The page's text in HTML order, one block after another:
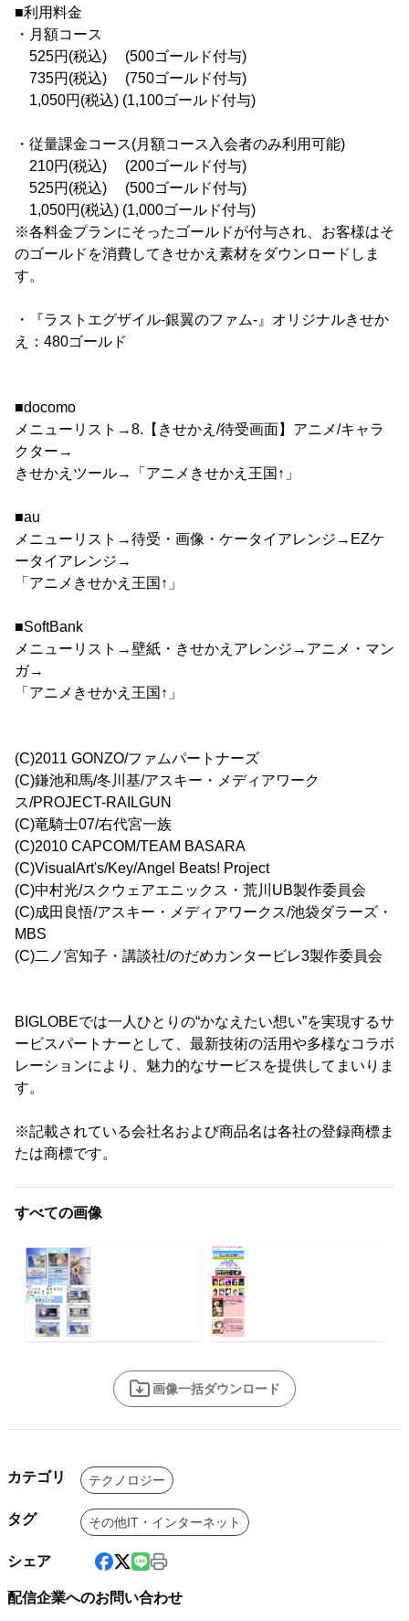
■利用料金
・月額コース
525円(税込) (500ゴールド付与)
735円(税込) (750ゴールド付与)
1,050円(税込) (1,100ゴールド付与)
・従量課金コース(月額コース入会者のみ利用可能)
210円(税込) (200ゴールド付与)
525円(税込) (500ゴールド付与)
1,050円(税込) (1,000ゴールド付与)
※各料金プランにそったゴールドが付与され、お客様はそ
のゴールドを消費してきせかえ素材をダウンロードしま
す。
・『ラストエグザイル‐銀翼のファム‐』オリジナルきせか
え：480ゴールド
■docomo
メニューリスト→8.【きせかえ/待受画面】アニメ/キャラ
クター→
きせかえツール→「アニメきせかえ王国↑」
■au
メニューリスト→待受・画像・ケータイアレンジ→EZケ
ータイアレンジ→
「アニメきせかえ王国↑」
■SoftBank
メニューリスト→壁紙・きせかえアレンジ→アニメ・マン
ガ→
「アニメきせかえ王国↑」
(C)2011 GONZO/ファムパートナーズ
(C)鎌池和馬/冬川基/アスキー・メディアワーク
ス/PROJECT-RAILGUN
(C)竜騎士07/右代宮一族
(C)2010 CAPCOM/TEAM BASARA
(C)VisualArt's/Key/Angel Beats! Project
(C)中村光/スクウェアエニックス・荒川UB製作委員会
(C)成田良悟/アスキー・メディアワークス/池袋ダラーズ・
MBS
(C)二ノ宮知子・講談社/のだめカンタービレ3製作委員会
BIGLOBEでは一人ひとりの“かなえたい想い”を実現するサ
ービスパートナーとして、最新技術の活用や多様なコラボ
レーションにより、魅力的なサービスを提供してまいりま
す。
※記載されている会社名および商品名は各社の登録商標ま
たは商標です。
すべての画像
画像一括ダウンロード
カテゴリ テクノロジー
タグ その他IT・インターネット
シェア
配信企業へのお問い合わせ